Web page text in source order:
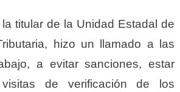
titular de la Unidad Estadal de
hizo un llamado a las
a evitar sanciones, estar
de verificación de los